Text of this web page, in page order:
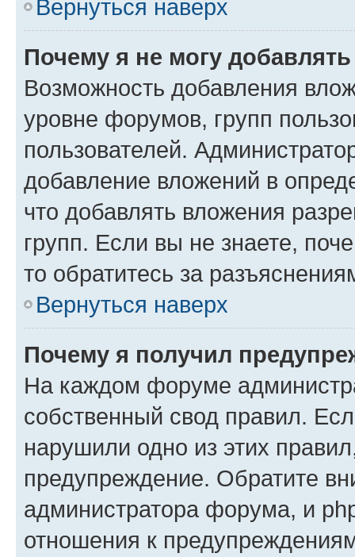
Вернуться наверх
Почему я не могу
Возможность добавления
уровне форумов, групп
пользователей.
добавление вложений в
что добавлять вложения
групп. Если вы не знаете,
то обратитесь за
Вернуться наверх
Почему я получил
На каждом форуме
собственный свод правил.
нарушили одно из этих
предупреждение. Обратите
администратора форума, и
отношения к